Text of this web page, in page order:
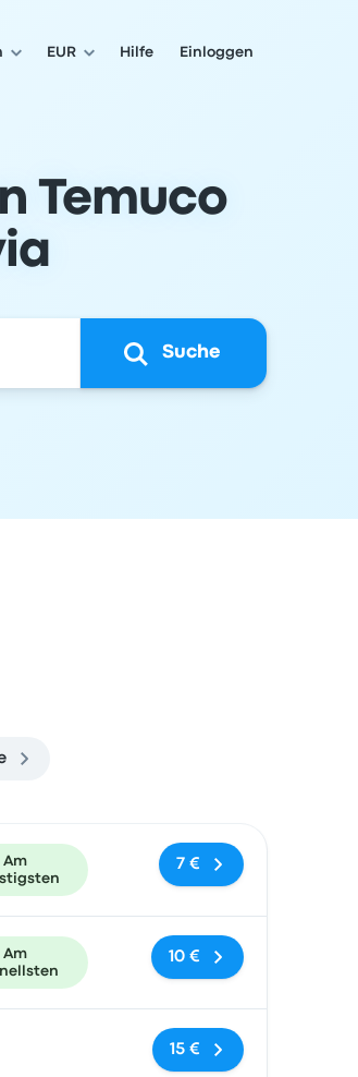
EUR Hilfe Einloggen
Temuco
Suche
Am
7 €
Am
10 €
Keine Tags
15 €